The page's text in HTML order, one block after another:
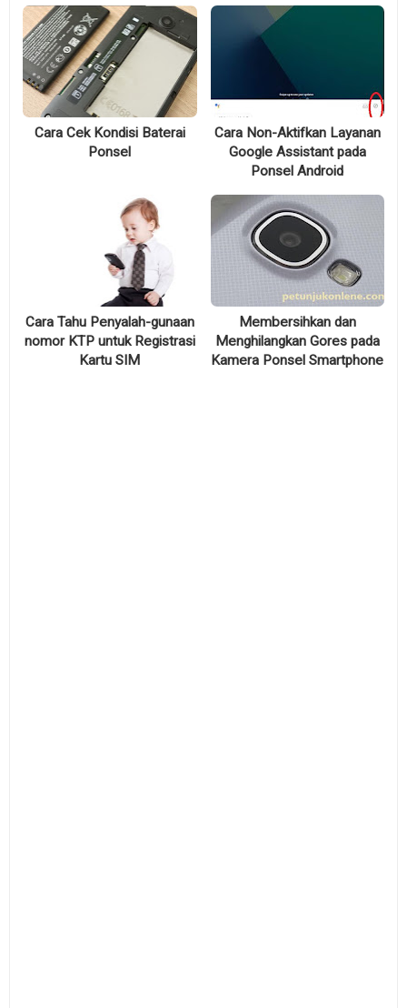
Cara Cek Kondisi Baterai
Ponsel
Cara Non-Aktifkan Layanan
Google Assistant pada
Ponsel Android
Cara Tahu Penyalah-gunaan
nomor KTP untuk Registrasi
Kartu SIM
Membersihkan dan
Menghilangkan Gores pada
Kamera Ponsel Smartphone